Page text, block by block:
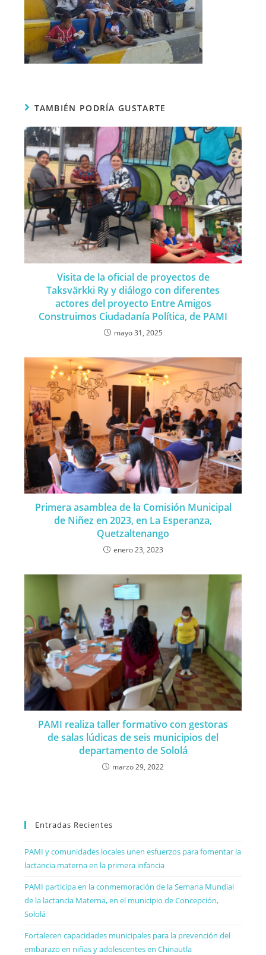
TAMBIÉN PODRÍA GUSTARTE
Visita de la oficial de proyectos de
Taksvärkki Ry y diálogo con diferentes
actores del proyecto Entre Amigos
Construimos Ciudadanía Política, de PAMI
mayo 31, 2025
Primera asamblea de la Comisión Municipal
de Niñez en 2023, en La Esperanza,
Quetzaltenango
enero 23, 2023
PAMI realiza taller formativo con gestoras
de salas lúdicas de seis municipios del
departamento de Sololá
marzo 29, 2022
Entradas Recientes
PAMI y comunidades locales unen esfuerzos para fomentar la
lactancia materna en la primera infancia
PAMI participa en la conmemoración de la Semana Mundial
de la lactancia Materna, en el municipio de Concepción,
Sololá
Fortalecen capacidades municipales para la prevención del
embarazo en niñas y adolescentes en Chinautla